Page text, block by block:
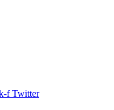
f Twitter